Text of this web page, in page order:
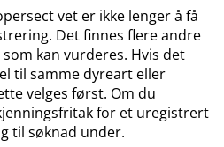
vet er ikke lenger å få
Det finnes flere andre
kan vurderes. Hvis det
til samme dyreart eller
velges først. Om du
for et uregistrert
til søknad under.